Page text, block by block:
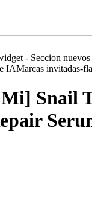
- Seccion nuevos
IAMarcas invitadas-
Snail